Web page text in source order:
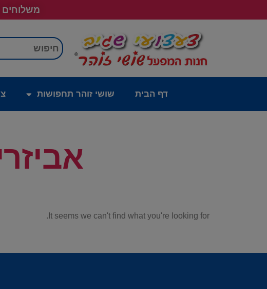
משלוחים לכל
דף הבית שושי זוהר תחפושות
It seems we can't find what you're looking for.